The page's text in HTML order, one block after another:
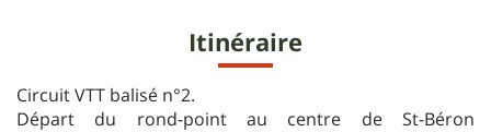
Itinéraire
Circuit VTT balisé n°2.
Départ du rond-point au centre de St-Béron